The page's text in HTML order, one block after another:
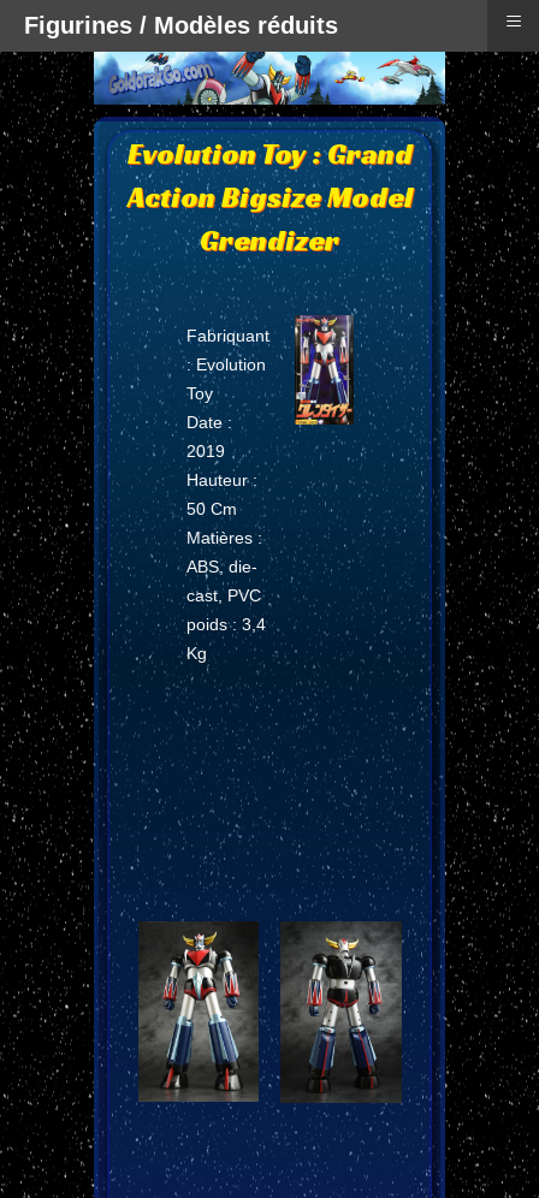
Evolution Toy : Grand
Action Bigsize Model
Grendizer
Fabriquant
: Evolution
Toy
Date :
2019
Hauteur :
50 Cm
Matières :
ABS, die-
cast, PVC
poids : 3,4
Kg
Figurines / Modèles réduits ≡